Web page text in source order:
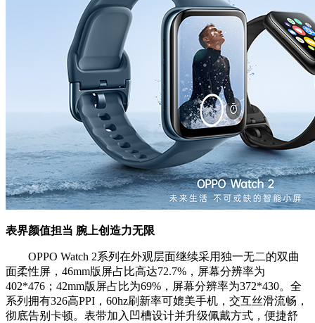
表界颜值担当 腕上创造力无限
OPPO Watch 2系列在外观层面继续采用独一无二的双曲
面柔性屏，46mm版屏占比高达72.7%，屏幕分辨率为
402*476；42mm版屏占比为69%，屏幕分辨率为372*430。全
系列拥有326高PPI，60hz刷新率可媲美手机，交互丝滑流畅，
彻底告别卡顿。表带加入凹槽设计并升级佩戴方式，便捷舒